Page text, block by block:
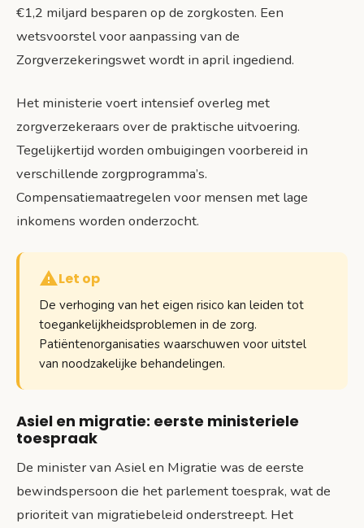
€1,2 miljard besparen op de zorgkosten. Een
wetsvoorstel voor aanpassing van de
Zorgverzekeringswet wordt in april ingediend.
Het ministerie voert intensief overleg met
zorgverzekeraars over de praktische uitvoering.
Tegelijkertijd worden ombuigingen voorbereid in
verschillende zorgprogramma’s.
Compensatiemaatregelen voor mensen met lage
inkomens worden onderzocht.
Let op
De verhoging van het eigen risico kan leiden tot
toegankelijkheidsproblemen in de zorg.
Patiëntenorganisaties waarschuwen voor uitstel
van noodzakelijke behandelingen.
Asiel en migratie: eerste ministeriele
toespraak
De minister van Asiel en Migratie was de eerste
bewindspersoon die het parlement toesprak, wat de
prioriteit van migratiebeleid onderstreept. Het